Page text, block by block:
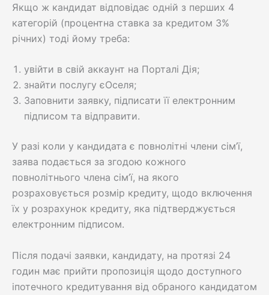
Якщо ж кандидат відповідає одній з перших 4
категорій (процентна ставка за кредитом 3%
річних) тоді йому треба:
увійти в свій аккаунт на Порталі Дія;
знайти послугу єОселя;
Заповнити заявку, підписати її електронним
підписом та відправити.
У разі коли у кандидата є повнолітні члени сім’ї,
заява подається за згодою кожного
повнолітнього члена сім’ї, на якого
розраховується розмір кредиту, щодо включення
їх у розрахунок кредиту, яка підтверджується
електронним підписом.
Після подачі заявки, кандидату, на протязі 24
годин має прийти пропозиція щодо доступного
іпотечного кредитування від обраного кандидатом